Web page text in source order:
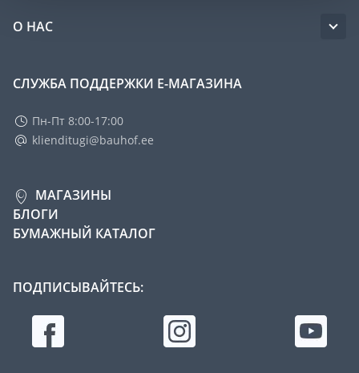
О НАС
СЛУЖБА ПОДДЕРЖКИ Е-МАГАЗИНА
Пн-Пт 8:00-17:00
klienditugi@bauhof.ee
МАГАЗИНЫ
БЛОГИ
БУМАЖНЫЙ КАТАЛОГ
ПОДПИСЫВАЙТЕСЬ: